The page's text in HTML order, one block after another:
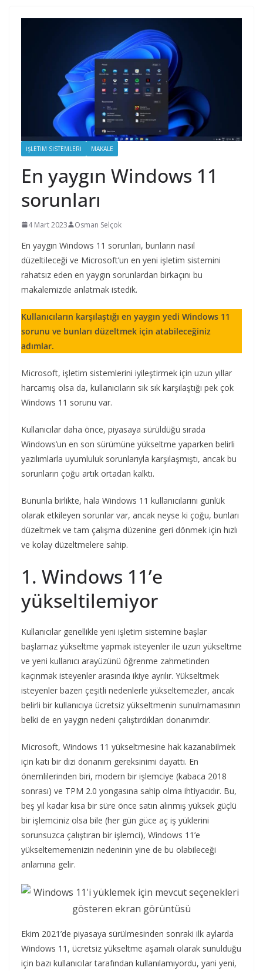
İŞLETIM SISTEMLERI MAKALE
En yaygın Windows 11
sorunları
4 Mart 2023 Osman Selçok
En yaygın Windows 11 sorunları, bunların nasıl
düzeltileceği ve Microsoft’un en yeni işletim sistemini
rahatsız eden en yaygın sorunlardan birkaçını bu
makalemizde anlatmak istedik.
Kullanıcıların karşılaştığı en yaygın yedi Windows 11
sorunu ve bunları düzeltmek için atabileceğiniz
adımlar.
Microsoft, işletim sistemlerini iyileştirmek için uzun yıllar
harcamış olsa da, kullanıcıların sık sık karşılaştığı pek çok
Windows 11 sorunu var.
Kullanıcılar daha önce, piyasaya sürüldüğü sırada
Windows’un en son sürümüne yükseltme yaparken belirli
yazılımlarla uyumluluk sorunlarıyla karşılaşmıştı, ancak bu
sorunların çoğu artık ortadan kalktı.
Bununla birlikte, hala Windows 11 kullanıcılarını günlük
olarak etkileyen sorunlar var, ancak neyse ki çoğu, bunları
düzeltmek ve tam çalışma düzenine geri dönmek için hızlı
ve kolay düzeltmelere sahip.
1. Windows 11’e
yükseltilemiyor
Kullanıcılar genellikle yeni işletim sistemine başlar
başlamaz yükseltme yapmak isteyenler ile uzun yükseltme
ve yeni kullanıcı arayüzünü öğrenme zahmetinden
kaçınmak isteyenler arasında ikiye ayrılır. Yükseltmek
isteyenler bazen çeşitli nedenlerle yükseltemezler, ancak
belirli bir kullanıcıya ücretsiz yükseltmenin sunulmamasının
belki de en yaygın nedeni çalıştırdıkları donanımdır.
Microsoft, Windows 11 yükseltmesine hak kazanabilmek
için katı bir dizi donanım gereksinimi dayattı. En
önemlilerinden biri, modern bir işlemciye (kabaca 2018
sonrası) ve TPM 2.0 yongasına sahip olma ihtiyacıdır. Bu,
beş yıl kadar kısa bir süre önce satın alınmış yüksek güçlü
bir işlemciniz olsa bile (her gün güce aç iş yüklerini
sorunsuzca çalıştıran bir işlemci), Windows 11’e
yükseltememenizin nedeninin yine de bu olabileceği
anlamına gelir.
Ekim 2021’de piyasaya sürülmesinden sonraki ilk aylarda
Windows 11, ücretsiz yükseltme aşamalı olarak sunulduğu
için bazı kullanıcılar tarafından kullanılamıyordu, yani yeni,